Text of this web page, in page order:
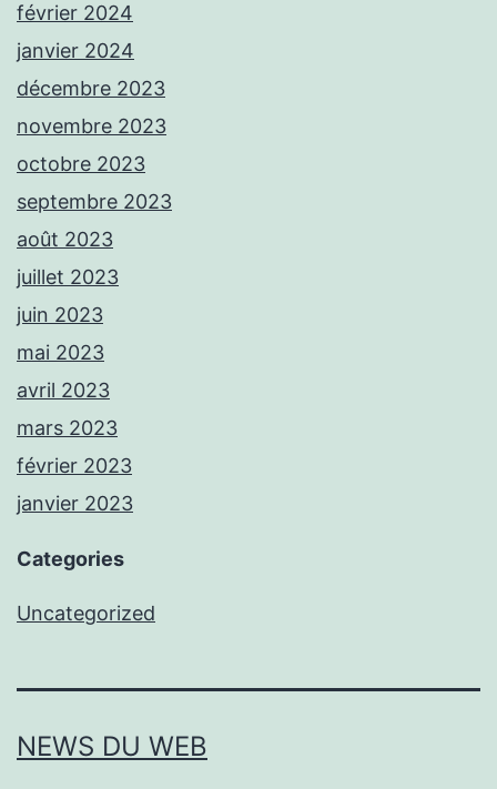
février 2024
janvier 2024
décembre 2023
novembre 2023
octobre 2023
septembre 2023
août 2023
juillet 2023
juin 2023
mai 2023
avril 2023
mars 2023
février 2023
janvier 2023
Categories
Uncategorized
NEWS DU WEB